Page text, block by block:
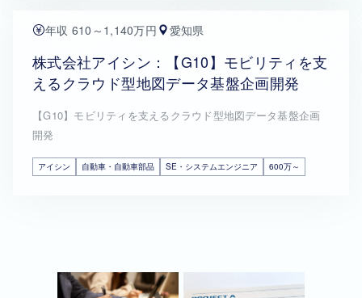
年収 610～1,140万円 愛知県
株式会社アイシン：【G10】モビリティを支
えるクラウド型地図データ基盤企画開発
【G10】モビリティを支えるクラウド型地図データ基盤企画
開発
アイシン 自動車・自動車部品 SE・システムエンジニア 600万～